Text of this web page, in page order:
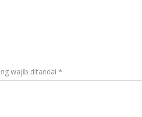
wajib ditandai *